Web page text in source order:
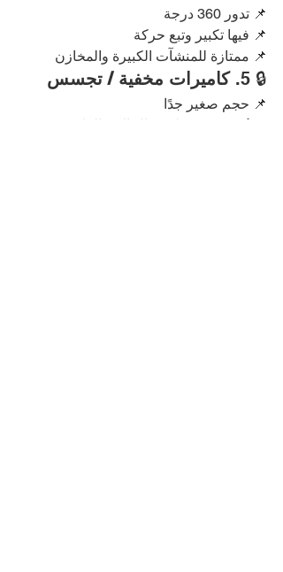
📌 تدور 360 درجة
📌 فيها تكبير وتبع حركة
📌 ممتازة للمنشآت الكبيرة والمخازن
🔒 5. كاميرات مخفية / تجسس
📌 حجم صغير جدًا
📌 تُستخدم فقط في الحالات القانونية